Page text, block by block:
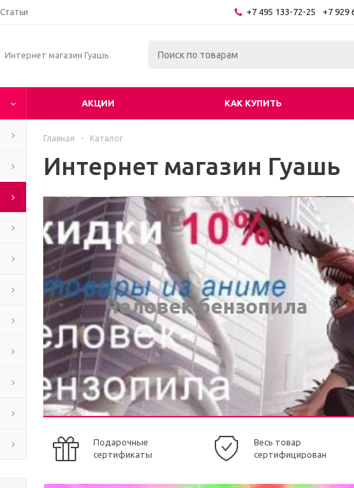
Статьи +7 495 133-72-25 +7 929
Интернет магазин Гуашь
АКЦИИ КАК КУПИТЬ
Главная - Каталог
Интернет магазин Гуашь
Человек бензопила
Подарочные
сертификаты
Весь товар
сертифицирован